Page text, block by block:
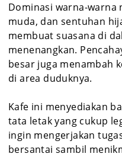
Dominasi warna-
muda, dan sentuhan
membuat suasana di
menenangkan.
besar juga menambah
di area duduknya.
Kafe ini menyediakan
tata letak yang cukup
ingin mengerjakan
bersantai sambil